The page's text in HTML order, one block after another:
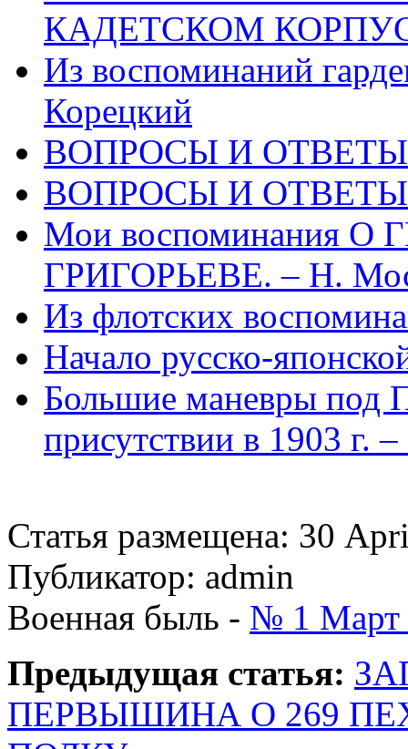
КАДЕТСКОМ
Из воспоминаний
Корецкий
ВОПРОСЫ И ОТВЕТЫ
ВОПРОСЫ И ОТВЕТЫ
Мои воспоминания
ГРИГОРЬЕВЕ. – Н.
Из флотских
Начало русско-
Большие маневры под
присутствии в 1903 г.
Статья размещена: 30
Публикатор: admin
Военная быль - № 1 Март
Предыдущая статья:
ПЕРВЫШИНА О 269